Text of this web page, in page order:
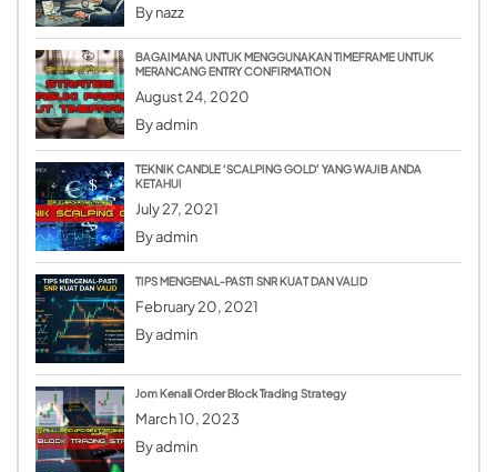
Bynazz
BAGAIMANA UNTUK MENGGUNAKAN TIMEFRAME UNTUK
MERANCANG ENTRY CONFIRMATION
August 24, 2020
Byadmin
TEKNIK CANDLE ‘SCALPING GOLD’ YANG WAJIB ANDA
KETAHUI
July 27, 2021
Byadmin
TIPS MENGENAL-PASTI SNR KUAT DAN VALID
February 20, 2021
Byadmin
Jom Kenali Order Block Trading Strategy
March 10, 2023
Byadmin